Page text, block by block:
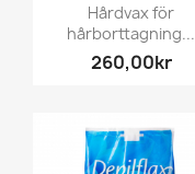
Hårdvax för
hårborttagning...
260,00kr